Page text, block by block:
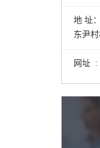
地 址
东尹
网址 :